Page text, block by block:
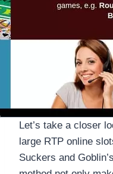
Let’s take a closer
large RTP online
Suckers and